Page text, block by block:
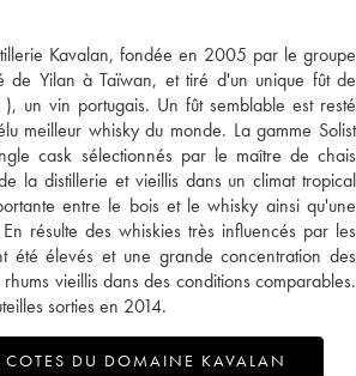
Kavalan, fondée en 2005 par le groupe
de Yilan à Taïwan, et tiré d'un unique fût de
un vin portugais. Un fût semblable est resté
meilleur whisky du monde. La gamme Solist
cask sélectionnés par le maître de chais
la distillerie et vieillis dans un climat tropical
entre le bois et le whisky ainsi qu'une
résulte des whiskies très influencés par les
été élevés et une grande concentration des
vieillis dans des conditions comparables.
sorties en 2014.
COTES DU DOMAINE KAVALAN